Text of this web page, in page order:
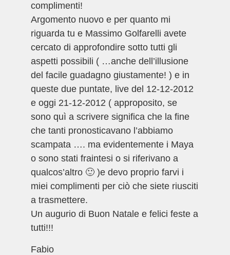
complimenti!
Argomento nuovo e per quanto mi
riguarda tu e Massimo Golfarelli avete
cercato di approfondire sotto tutti gli
aspetti possibili ( …anche dell’illusione
del facile guadagno giustamente! ) e in
queste due puntate, live del 12-12-2012
e oggi 21-12-2012 ( approposito, se
sono quì a scrivere significa che la fine
che tanti pronosticavano l’abbiamo
scampata …. ma evidentemente i Maya
o sono stati fraintesi o si riferivano a
qualcos’altro 🙂 )e devo proprio farvi i
miei complimenti per ciò che siete riusciti
a trasmettere.
Un augurio di Buon Natale e felici feste a
tutti!!!
Fabio